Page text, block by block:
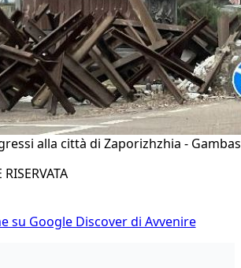
alla città di Zaporizhzhia -
su Google Discover di Avvenire